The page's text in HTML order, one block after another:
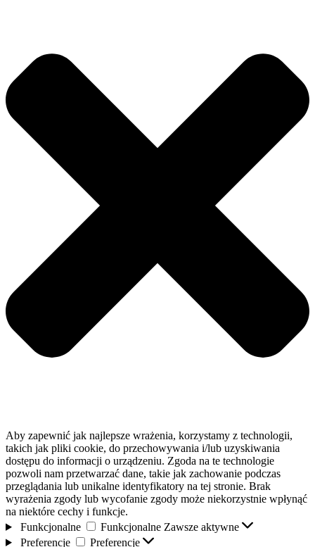
Aby zapewnić jak najlepsze wrażenia, korzystamy z technologii,
takich jak pliki cookie, do przechowywania i/lub uzyskiwania
dostępu do informacji o urządzeniu. Zgoda na te technologie
pozwoli nam przetwarzać dane, takie jak zachowanie podczas
przeglądania lub unikalne identyfikatory na tej stronie. Brak
wyrażenia zgody lub wycofanie zgody może niekorzystnie wpłynąć
na niektóre cechy i funkcje.
Funkcjonalne
Funkcjonalne Zawsze aktywne
Preferencje
Preferencje